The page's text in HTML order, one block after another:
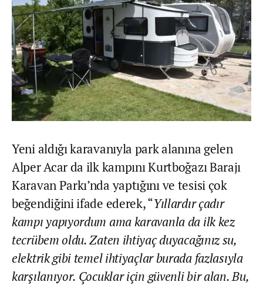
Yeni aldığı karavanıyla park alanına gelen
Alper Acar da ilk kampını Kurtboğazı Barajı
Karavan Parkı’nda yaptığını ve tesisi çok
beğendiğini ifade ederek, “Yıllardır çadır
kampı yapıyordum ama karavanla da ilk kez
tecrübem oldu. Zaten ihtiyaç duyacağınız su,
elektrik gibi temel ihtiyaçlar burada fazlasıyla
karşılanıyor. Çocuklar için güvenli bir alan. Bu,